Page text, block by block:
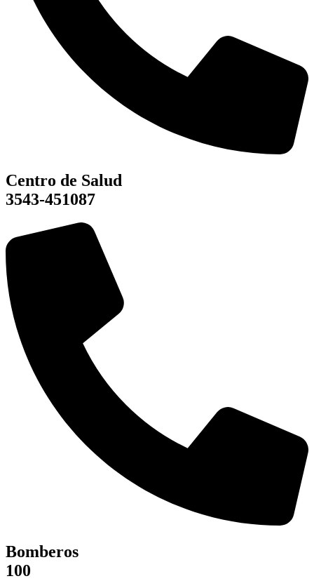
Centro de Salud
3543-451087
Bomberos
100